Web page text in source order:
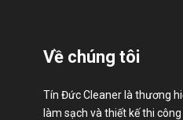
Về chúng tôi
Tín Đức Cleaner là thương
làm sạch và thiết kế thi